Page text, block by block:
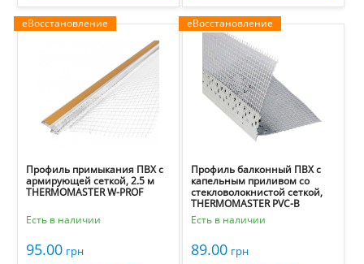
еВосстановление
Профиль примыкания ПВХ с
армирующей сеткой, 2.5 м
THERMOMASTER W-PROF
Есть в наличии
95.00 грн
еВосстановление
Профиль балконный ПВХ с
капельным приливом со
стекловолокнистой сеткой,
THERMOMASTER PVC-B
Есть в наличии
89.00 грн